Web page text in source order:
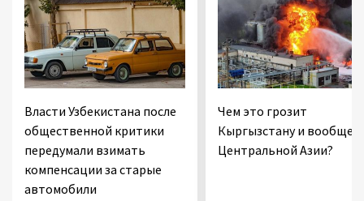
Власти Узбекистана после
общественной критики
передумали взимать
компенсации за старые
автомобили
Чем это грозит
Кыргызстану и вообще
Центральной Азии?